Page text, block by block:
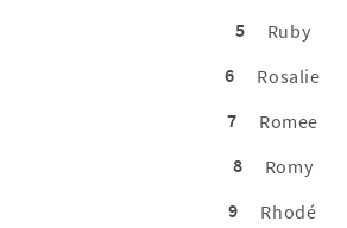
5
Ruby
6
Rosalie
7
Romee
8
Romy
9
Rhodé